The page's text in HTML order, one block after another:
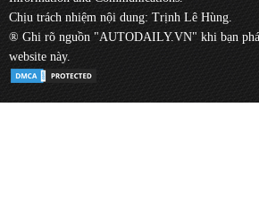
Chịu trách nhiệm nội dung: Trịnh Lê Hùng.
® Ghi rõ nguồn "AUTODAILY.VN" khi bạn
website này.